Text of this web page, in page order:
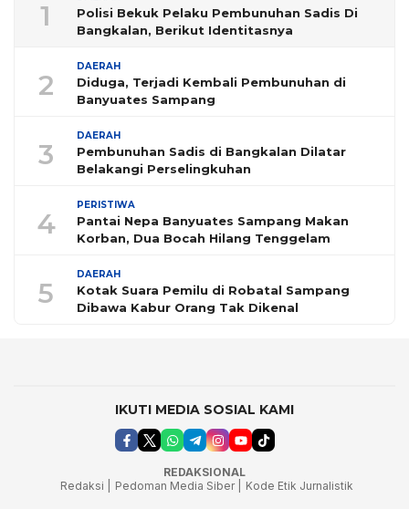
1
Polisi Bekuk Pelaku Pembunuhan Sadis Di
Bangkalan, Berikut Identitasnya
2
DAERAH
Diduga, Terjadi Kembali Pembunuhan di
Banyuates Sampang
3
DAERAH
Pembunuhan Sadis di Bangkalan Dilatar
Belakangi Perselingkuhan
4
PERISTIWA
Pantai Nepa Banyuates Sampang Makan
Korban, Dua Bocah Hilang Tenggelam
5
DAERAH
Kotak Suara Pemilu di Robatal Sampang
Dibawa Kabur Orang Tak Dikenal
IKUTI MEDIA SOSIAL KAMI
REDAKSIONAL
Redaksi |
Pedoman Media Siber |
Kode Etik Jurnalistik